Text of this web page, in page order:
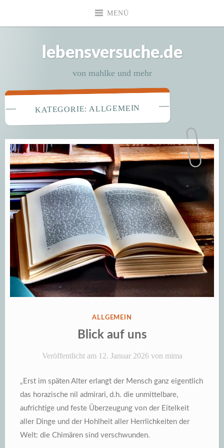
MENÜ
lebensversuche.de
von mahlke und mehr
KATEGORIE:ALLGEMEIN
VERÖFFENTLICHT
IN
ALLGEMEIN
Blick auf uns
Veröffentlicht am 12. Januar 2026von mima
„Erst im späten Alter erlangt der Mensch ganz eigentlich
das horazische nil admirari, d.h. die unmittelbare,
aufrichtige und feste Überzeugung von der Eitelkeit
aller Dinge und der Hohlheit aller Herrlichkeiten der
Welt: die Chimären sind verschwunden.